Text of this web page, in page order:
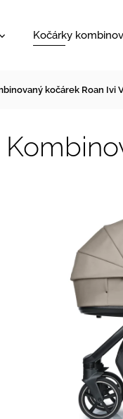
Kočárky
kočárek Roan Ivi